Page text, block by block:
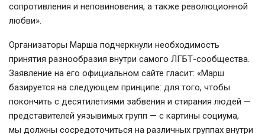
сопротивления и неповиновения, а также революционной
любви».
Организаторы Марша подчеркнули необходимость
принятия разнообразия внутри самого ЛГБТ-сообщества.
Заявление на его официальном сайте гласит: «Марш
базируется на следующем принципе: для того, чтобы
покончить с десятилетиями забвения и стирания людей —
представителей уязывимых групп — с картины социума,
мы должны сосредоточиться на различных группах внутри